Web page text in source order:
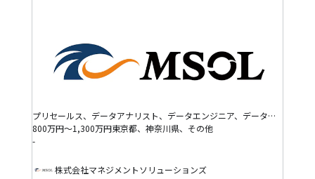
プリセールス、データアナリスト、データエンジニア、データサイエンティスト、バックエンドエンジニア、フロントエンドエンジニア、AI・機械学習エンジニア、BIエンジニア、IoTエンジニア、ITマネジャー、ITコンサルタント、プログラマー(PG)、プロジェクトマネージャー(PM)、システムエンジニア(SE)、インフラ保守運用・監視、半導体エンジニア、機械系エンジニア、組み込みエンジニア、電気・電子系エンジニア、インフラエンジニア、クラウドエンジニア、セキュリティエンジニア、データベースエンジニア、ネットワークエンジニア、フルスタックエンジニア、モバイルアプリエンジニア、BPR・BPOコンサルタント、ERPコンサルタント、ITアーキテクト、PMO、SAPコンサルタント、戦略コンサルタント、テックリード、プロジェクトリーダー(PL)、QAエンジニア、EM、プロダクトマネージャー(PdM)、アジャイルコーチ・スクラムマスター、DevOpsエンジニア、ブリッジSE、SRE、ゲーム開発エンジニア、その他コンサルタント
800万円～1,300万円東京都、神奈川県、その他
-
株式会社マネジメントソリューションズ